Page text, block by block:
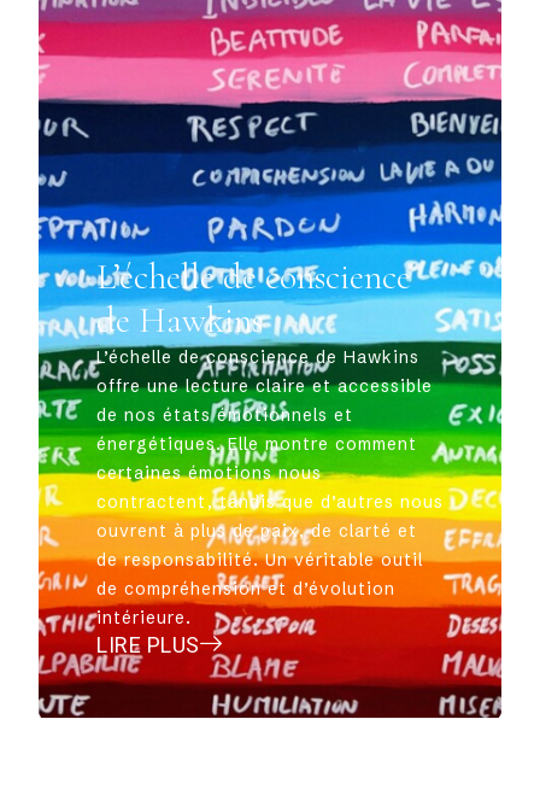
L’échelle de conscience
de Hawkins
L’échelle de conscience de Hawkins
offre une lecture claire et accessible
de nos états émotionnels et
énergétiques. Elle montre comment
certaines émotions nous
contractent, tandis que d’autres nous
ouvrent à plus de paix, de clarté et
de responsabilité. Un véritable outil
de compréhension et d’évolution
intérieure.
LIRE PLUS